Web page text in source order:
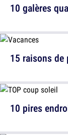
10 galères
10 pires
15 raisons de